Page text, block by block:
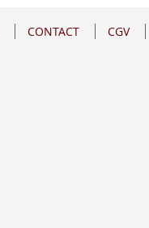
CONTACT CGV